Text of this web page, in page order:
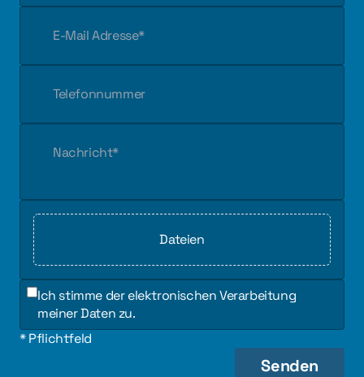
Dateien
Ich stimme der elektronischen Verarbeitung
meiner Daten zu.
* Pflichtfeld
Senden